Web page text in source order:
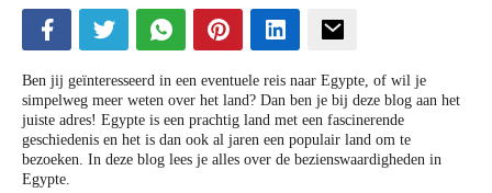
Ben jij geïnteresseerd in een eventuele reis naar Egypte, of wil je
simpelweg meer weten over het land? Dan ben je bij deze blog aan het
juiste adres! Egypte is een prachtig land met een fascinerende
geschiedenis en het is dan ook al jaren een populair land om te
bezoeken. In deze blog lees je alles over de bezienswaardigheden in
Egypte.